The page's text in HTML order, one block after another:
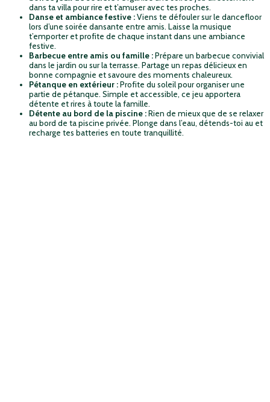
dans ta villa pour rire et t’amuser avec tes proches.
Danse et ambiance festive :Viens te défouler sur le dancefloor
lors d’une soirée dansante entre amis. Laisse la musique
t’emporter et profite de chaque instant dans une ambiance
festive.
Barbecue entre amis ou famille :Prépare un barbecue convivial
dans le jardin ou sur la terrasse. Partage un repas délicieux en
bonne compagnie et savoure des moments chaleureux.
Pétanque en extérieur :Profite du soleil pour organiser une
partie de pétanque. Simple et accessible, ce jeu apportera
détente et rires à toute la famille.
Détente au bord de la piscine :Rien de mieux que de se relaxer
au bord de ta piscine privée. Plonge dans l’eau, détends-toi au et
recharge tes batteries en toute tranquillité.